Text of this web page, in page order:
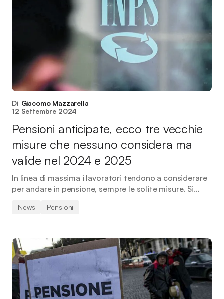
Di Giacomo Mazzarella
12 Settembre 2024
Pensioni anticipate, ecco tre vecchie
misure che nessuno considera ma
valide nel 2024 e 2025
In linea di massima i lavoratori tendono a considerare
per andare in pensione, sempre le solite misure. Si…
News Pensioni